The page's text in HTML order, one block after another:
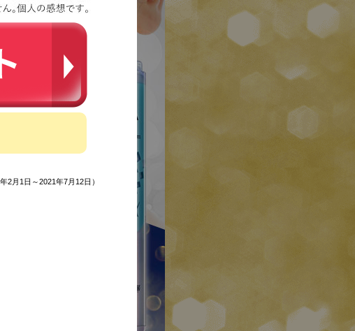
2月1日～2021年7月12日）